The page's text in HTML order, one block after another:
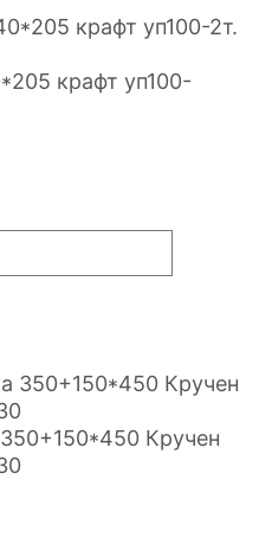
крафт уп100-
Кручен